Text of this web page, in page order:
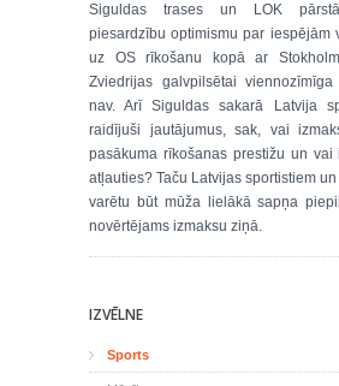
Siguldas trases un LOK
piesardzību optimismu par iespējām
uz OS rīkošanu kopā ar
Zviedrijas galvpilsētai
nav. Arī Siguldas sakarā Latvija
raidījuši jautājumus, sak, vai
pasākuma rīkošanas prestižu un
atļauties? Taču Latvijas sportistiem
varētu būt mūža lielākā sapņa
novērtējams izmaksu ziņā.
IZVĒLNE
Sports